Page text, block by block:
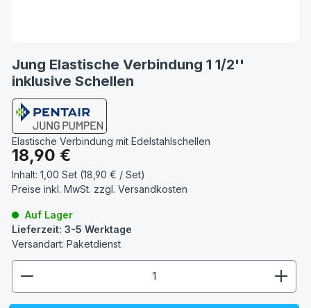
Jung Elastische Verbindung 1 1/2''
inklusive Schellen
Elastische Verbindung mit Edelstahlschellen
Regulärer Preis:
18,90 €
Inhalt: 1,00 Set (18,90 € / Set)
Preise inkl. MwSt. zzgl. Versandkosten
Auf Lager
Lieferzeit: 3-5 Werktage
Versandart: Paketdienst